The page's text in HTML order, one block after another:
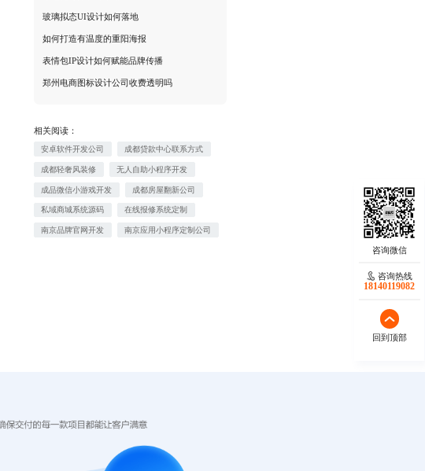
玻璃拟态UI设计如何落地
如何打造有温度的重阳海报
表情包IP设计如何赋能品牌传播
郑州电商图标设计公司收费透明吗
相关阅读：
安卓软件开发公司 成都贷款中心联系方式
成都轻奢风装修 无人自助小程序开发
成品微信小游戏开发 成都房屋翻新公司
私域商城系统源码 在线报修系统定制
南京品牌官网开发 南京应用小程序定制公司
咨询热线
18140119082
回到顶部